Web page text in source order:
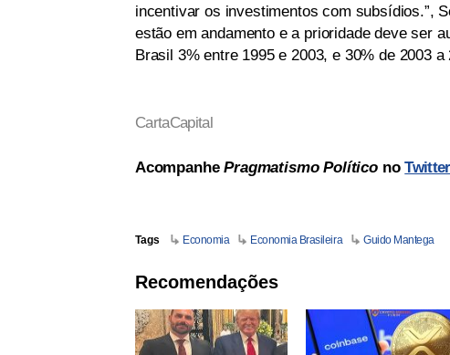
incentivar os investimentos com subsídios.”,
estão em andamento e a prioridade deve ser
Brasil 3% entre 1995 e 2003, e 30% de 2003 a
CartaCapital
AcompanhePragmatismo PolíticonoTwitter
Tags Economia Economia Brasileira Guido Mantega
Recomendações